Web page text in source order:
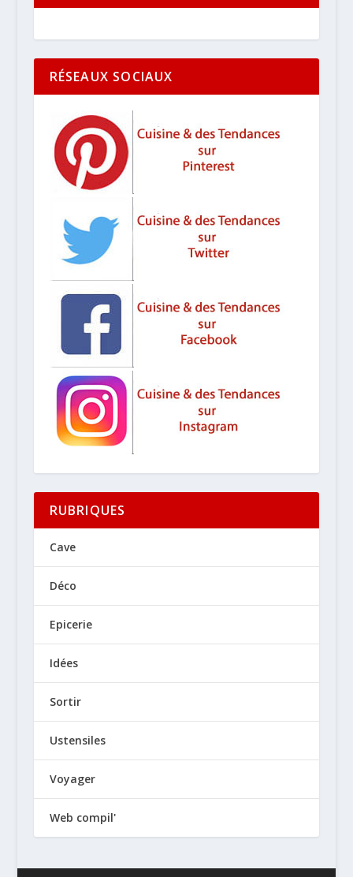
RÉSEAUX SOCIAUX
RUBRIQUES
Cave
Déco
Epicerie
Idées
Sortir
Ustensiles
Voyager
Web compil'